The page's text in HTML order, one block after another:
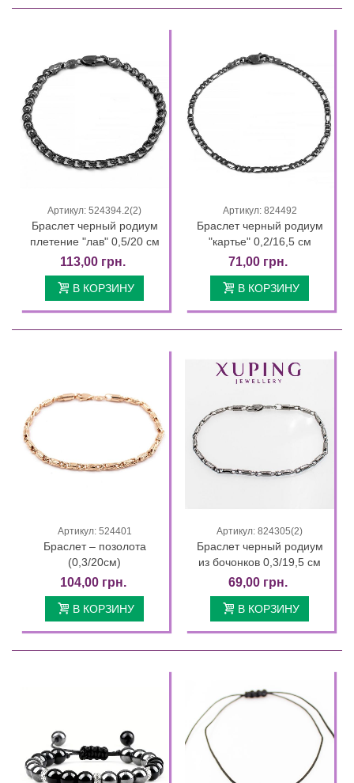
Артикул: 524394.2(2)
Браслет черный родиум
плетение "лав" 0,5/20 см
113,00 грн.
В КОРЗИНУ
Артикул: 824492
Браслет черный родиум
"картье" 0,2/16,5 см
71,00 грн.
В КОРЗИНУ
Артикул: 524401
Браслет – позолота
(0,3/20см)
104,00 грн.
В КОРЗИНУ
Артикул: 824305(2)
Браслет черный родиум
из бочонков 0,3/19,5 см
69,00 грн.
В КОРЗИНУ